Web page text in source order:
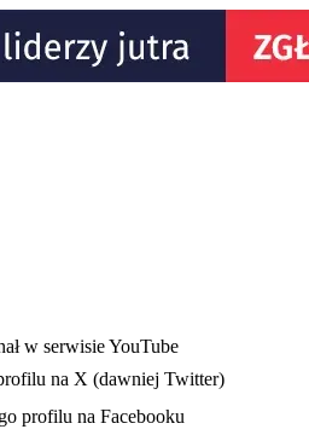
karcie
w serwisie YouTube
na X (dawniej Twitter)
karcie
profilu na Facebooku